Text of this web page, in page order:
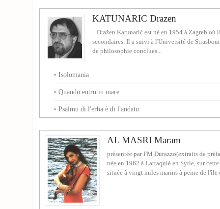
KATUNARIC Drazen
Dražen Katunarić est né en 1954 à Zagreb où
secondaires. Il a suivi à l'Université de
de philosophie conclues...
Isolomania
Quandu entru in mare
Psalmu di l'erba è di l'andatu
AL MASRI Maram
présentée par FM Durazzo(extraits de
née en 1962 à Lattaquié en Syrie, sur
située à vingt miles marins à peine de l'île